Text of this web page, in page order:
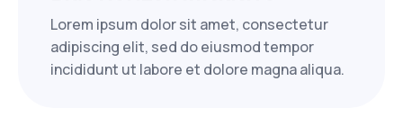
Lorem ipsum dolor sit amet, consectetur
adipiscing elit, sed do eiusmod tempor
incididunt ut labore et dolore magna aliqua.